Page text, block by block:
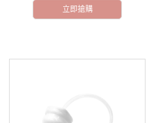
立即搶購